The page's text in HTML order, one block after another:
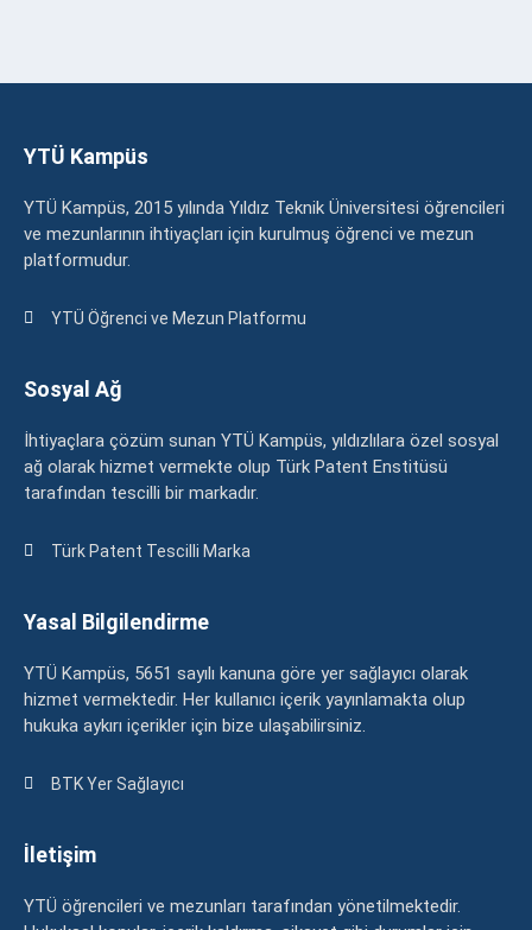
YTÜ Kampüs
YTÜ Kampüs, 2015 yılında Yıldız Teknik Üniversitesi öğrencileri
ve mezunlarının ihtiyaçları için kurulmuş öğrenci ve mezun
platformudur.
YTÜ Öğrenci ve Mezun Platformu
Sosyal Ağ
İhtiyaçlara çözüm sunan YTÜ Kampüs, yıldızlılara özel sosyal
ağ olarak hizmet vermekte olup Türk Patent Enstitüsü
tarafından tescilli bir markadır.
Türk Patent Tescilli Marka
Yasal Bilgilendirme
YTÜ Kampüs, 5651 sayılı kanuna göre yer sağlayıcı olarak
hizmet vermektedir. Her kullanıcı içerik yayınlamakta olup
hukuka aykırı içerikler için bize ulaşabilirsiniz.
BTK Yer Sağlayıcı
İletişim
YTÜ öğrencileri ve mezunları tarafından yönetilmektedir.